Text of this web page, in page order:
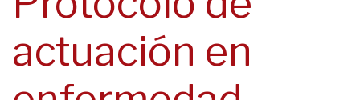
actuación en